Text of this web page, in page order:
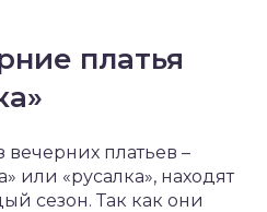
платья
платьев –
или «русалка», находят
сезон. Так как они